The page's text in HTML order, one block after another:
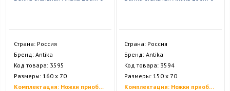
Страна: Россия
Бренд: Antika
Код товара: 3595
Размеры: 160 х 70
Комплектация: Ножки приобретаются отдельно
Страна: Россия
Бренд: Antika
Код товара: 3594
Размеры: 150 х 70
Комплектация: Ножки приобретаются отдельно